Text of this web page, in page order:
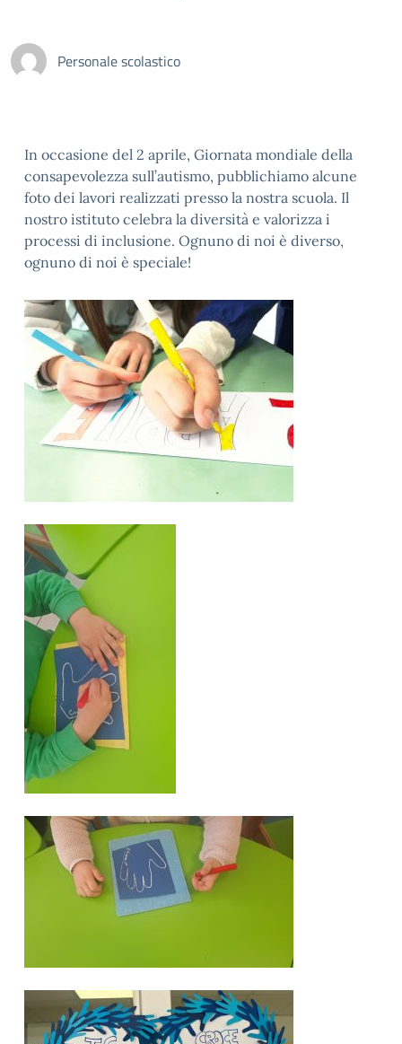
Personale scolastico
In occasione del 2 aprile, Giornata mondiale della
consapevolezza sull’autismo, pubblichiamo alcune
foto dei lavori realizzati presso la nostra scuola. Il
nostro istituto celebra la diversità e valorizza i
processi di inclusione. Ognuno di noi è diverso,
ognuno di noi è speciale!